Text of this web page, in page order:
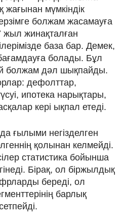
мүмкіндік
болжам жасамауға
жинақталған
база бар. Демек,
болады. Бұл
болжам дәл шықпайды.
дефолттар,
ипотека нарықтары,
кері ықпал етеді.
ғылыми негізделген
қолынан келмейді.
статистика бойынша
Бірақ, ол біржылдық
береді, ол
барлық